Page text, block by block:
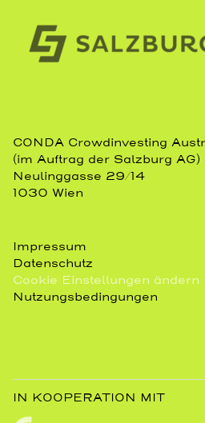
CONDA Crowdinvesting
(im Auftrag der Salzburg AG)
Neulinggasse 29/14
1030 Wien
Impressum
Datenschutz
Cookie Einstellungen ändern
Nutzungsbedingungen
IN KOOPERATION MIT